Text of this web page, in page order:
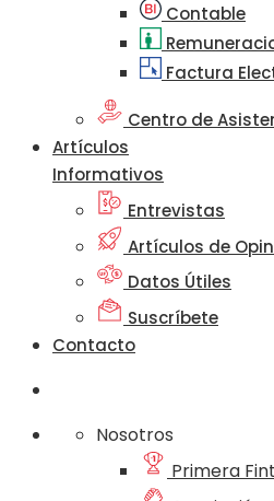
Contable
Factura
Centro de
Artículos
Informativos
Entrevistas
Artículos de
Datos Útiles
Suscríbete
Contacto
Nosotros
Primera